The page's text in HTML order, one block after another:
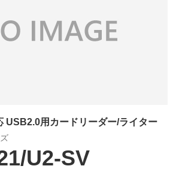
USB2.0用カードリーダー/ライター
U2-SV